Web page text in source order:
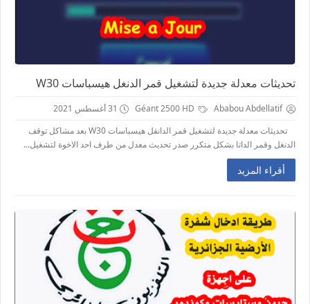
تحديثات معدلة جديدة لتشغيل قمر الدنغل هيسباسات W30
Ababou Abdellatif
31 أغسطس 2021
تحديثات معدلة جديدة لتشغيل قمر الدانقل هيسباسات W30 بعد مشاكل توقف
الدنغل وقمر الداتا بشكل متكرر صدر تحديث معدل من طرف احد الاخوة لتشغيل...
أقراء المزيد